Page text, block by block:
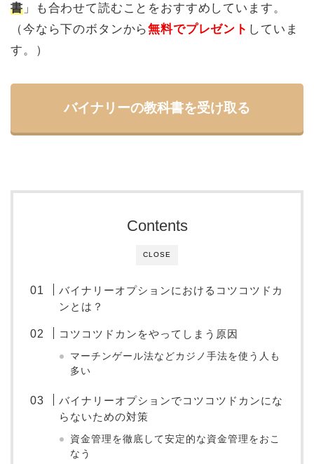
書」も合わせて読むことをおすすめしています。
（今なら下のボタンから無料でプレゼント していま
す。）
バイナリーの教科書を受け取る
CLOSE
Contents
バイナリーオプションにおけるコツコツドカ
ンとは？
コツコツドカンをやってしまう原因
マーチンゲール法などカジノ手法を使う人も
多い
バイナリーオプションでコツコツドカンにな
らないための対策
資金管理を徹底して安定的な資金管理をおこ
なう